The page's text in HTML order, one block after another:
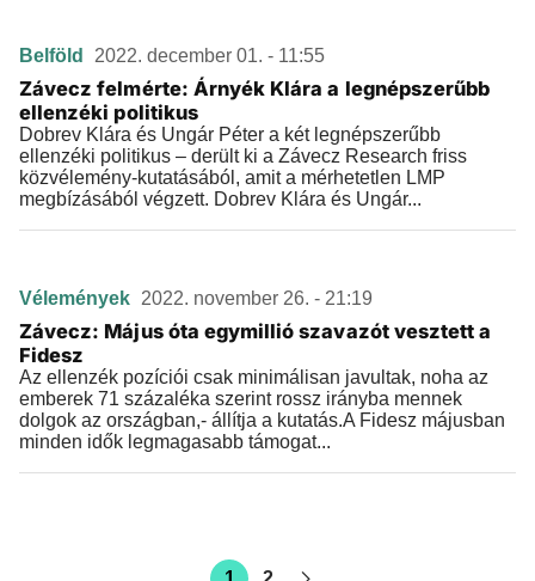
Belföld 2022. december 01. - 11:55
Závecz felmérte: Árnyék Klára a legnépszerűbb
ellenzéki politikus
Dobrev Klára és Ungár Péter a két legnépszerűbb
ellenzéki politikus – derült ki a Závecz Research friss
közvélemény-kutatásából, amit a mérhetetlen LMP
megbízásából végzett. Dobrev Klára és Ungár...
Vélemények 2022. november 26. - 21:19
Závecz: Május óta egymillió szavazót vesztett a
Fidesz
Az ellenzék pozíciói csak minimálisan javultak, noha az
emberek 71 százaléka szerint rossz irányba mennek
dolgok az országban,- állítja a kutatás.A Fidesz májusban
minden idők legmagasabb támogat...